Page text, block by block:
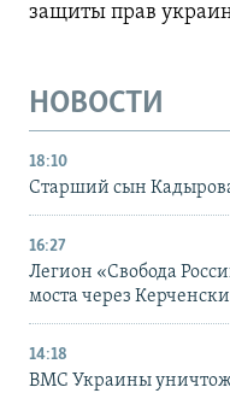
защиты прав
НОВОСТИ
18:10
Старший сын
16:27
Легион «Свобода
моста через
14:18
ВМС Украины